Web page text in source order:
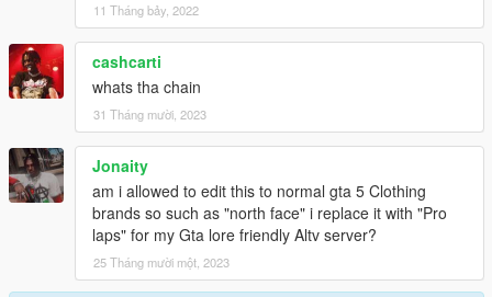
11 Tháng bảy, 2022
cashcarti
whats tha chain
31 Tháng mười, 2023
Jonaity
am i allowed to edit this to normal gta 5 Clothing
brands so such as "north face" i replace it with "Pro
laps" for my Gta lore friendly Altv server?
25 Tháng mười một, 2023